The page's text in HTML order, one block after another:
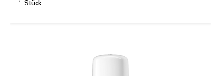
1 Stück
Details